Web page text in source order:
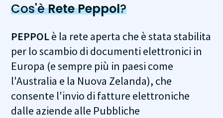
Cos'èRete Peppol?
PEPPOLè la rete aperta che è stata stabilita
per lo scambio di documenti elettronici in
Europa (e sempre più in paesi come
l'Australia e la Nuova Zelanda), che
consente l'invio di fatture elettroniche
dalle aziende alle Pubbliche